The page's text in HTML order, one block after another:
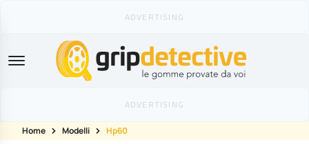
GripDetective
Home Modelli Hp60